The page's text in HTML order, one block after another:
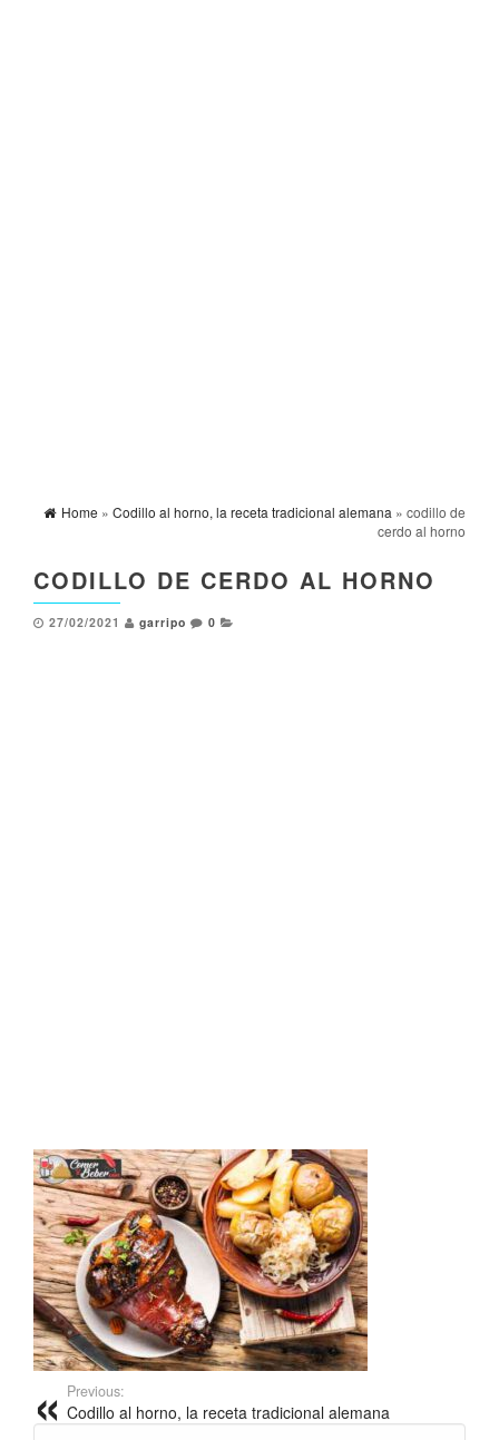
Home » Codillo al horno, la receta tradicional alemana » codillo de
cerdo al horno
CODILLO DE CERDO AL HORNO
27/02/2021 garripo 0
Previous:
Codillo al horno, la receta tradicional alemana